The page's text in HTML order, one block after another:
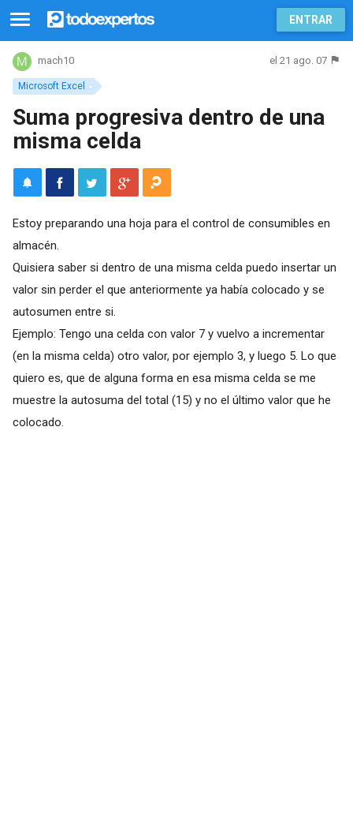
ENTRAR
Microsoft Excel
mach10 el 21 ago. 07
Suma progresiva dentro de una
misma celda
Estoy preparando una hoja para el control de consumibles en
almacén.
Quisiera saber si dentro de una misma celda puedo insertar un
valor sin perder el que anteriormente ya había colocado y se
autosumen entre si.
Ejemplo: Tengo una celda con valor 7 y vuelvo a incrementar
(en la misma celda) otro valor, por ejemplo 3, y luego 5. Lo que
quiero es, que de alguna forma en esa misma celda se me
muestre la autosuma del total (15) y no el último valor que he
colocado.